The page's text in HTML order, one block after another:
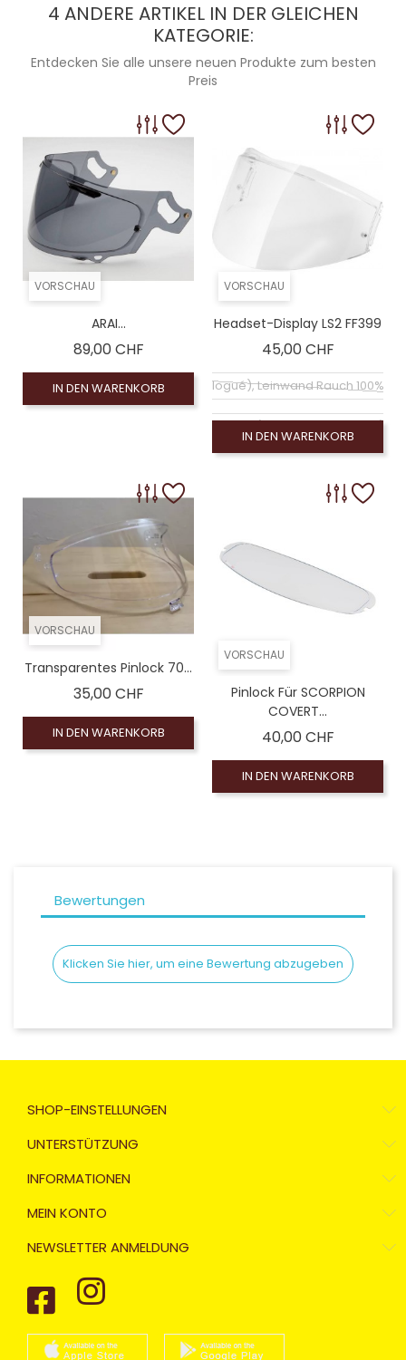
4 ANDERE ARTIKEL IN DER GLEICHEN
KATEGORIE:
Entdecken Sie alle unsere neuen Produkte zum besten
Preis
VORSCHAU
ARAI...
89,00 CHFPreis
IN DEN WARENKORB
VORSCHAU
Headset-Display LS2 FF399
45,00 CHFPreis
Coloré (non homologué), Leinwand Rauch 100%
Coloré (non homologué), Rauchschirm 50%
IN DEN WARENKORB
VORSCHAU
Transparentes Pinlock 70...
35,00 CHFPreis
IN DEN WARENKORB
VORSCHAU
Pinlock Für SCORPION
COVERT...
40,00 CHFPreis
IN DEN WARENKORB
Bewertungen
Klicken Sie hier, um eine Bewertung abzugeben
SHOP-EINSTELLUNGEN
UNTERSTÜTZUNG
INFORMATIONEN
MEIN KONTO
NEWSLETTER ANMELDUNG